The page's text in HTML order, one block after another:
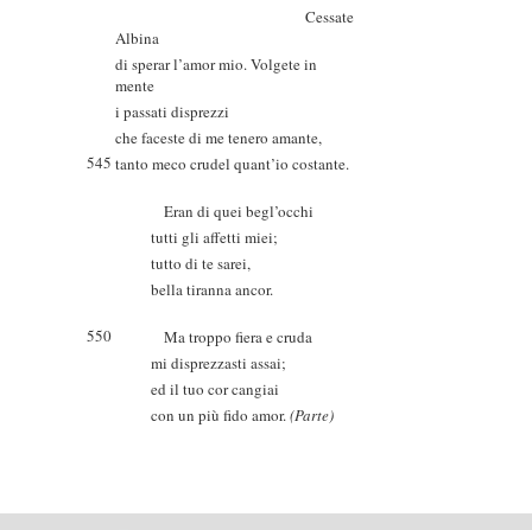
Cessate
Albina
di sperar l’amor mio. Volgete in
mente
i passati disprezzi
che faceste di me tenero amante,
545 tanto meco crudel quant’io costante.
Eran di quei begl’occhi
tutti gli affetti miei;
tutto di te sarei,
bella tiranna ancor.
550
Ma troppo fiera e cruda
mi disprezzasti assai;
ed il tuo cor cangiai
con un più fido amor.(Parte)